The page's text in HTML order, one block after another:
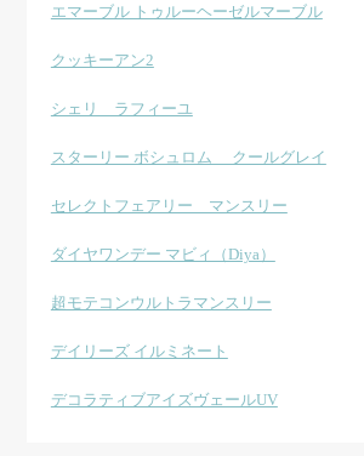
エマーブル トゥルーヘーゼルマーブル
クッキーアン2
シェリ ラフィーユ
スターリー ボシュロム クールグレイ
セレクトフェアリー マンスリー
ダイヤワンデー マビィ（Diya）
超モテコンウルトラマンスリー
デイリーズ イルミネート
デコラティブアイズヴェールUV